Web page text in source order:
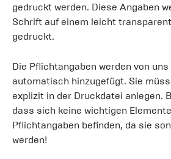
gedruckt werden. Diese Angaben
Schrift auf einem leicht
gedruckt.
Die Pflichtangaben werden von
automatisch hinzugefügt. Sie
explizit in der Druckdatei anlegen.
dass sich keine wichtigen
Pflichtangaben befinden, da sie
werden!